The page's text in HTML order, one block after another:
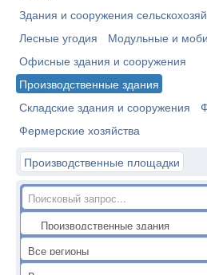
Здания и сооружения
Лесные угодия
Модульные и
Офисные здания и сооружения
Производственные здания
Складские здания и сооружения
Фермерские хозяйства
Производственные площадки